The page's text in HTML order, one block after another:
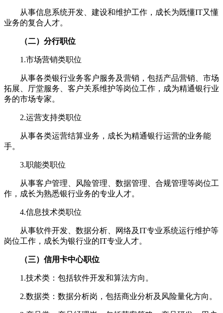
从事信息系统开发、建设和维护工作，成长为既懂IT又懂
业务的复合人才。
（二）分行职位
1.市场营销类职位
从事各类银行业务客户服务及营销，包括产品营销、市场
拓展、厅堂服务、客户关系维护等岗位工作，成为精通银行业
务的市场专家。
2.运营支持类职位
从事各类运营结算业务，成长为精通银行运营的业务能
手。
3.职能类职位
从事客户管理、风险管理、数据管理、合规管理等岗位工
作，成长为熟悉银行业务的专业人才。
4.信息技术类职位
从事软件开发、数据分析、网络及IT专业系统运行维护等
岗位工作，成长为银行业的IT专业人才。
（三）信用卡中心职位
1.技术类：包括软件开发和算法方向。
2.数据类：数据分析岗，包括商业分析及风险量化方向。